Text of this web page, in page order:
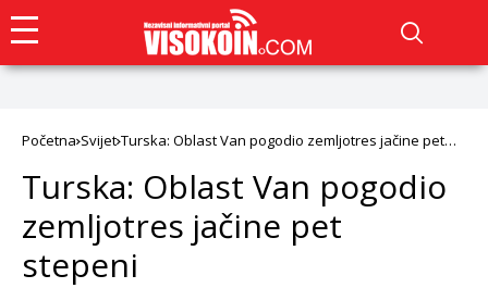
Početna Svijet Turska: Oblast Van pogodio zemljotres jačine pet
Turska: Oblast Van pogodio
zemljotres jačine pet
stepeni